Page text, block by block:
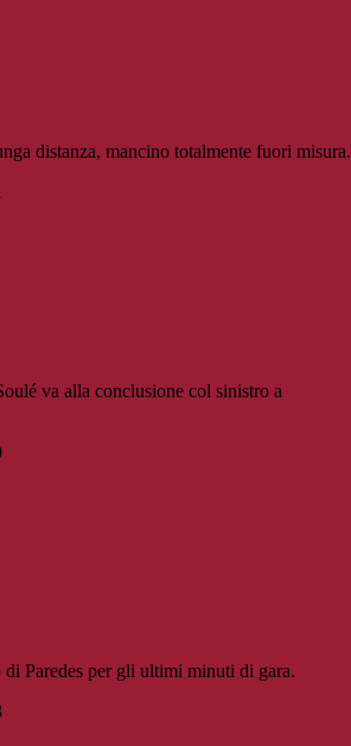
distanza, mancino totalmente fuori misura.
va alla conclusione col sinistro a
Paredes per gli ultimi minuti di gara.